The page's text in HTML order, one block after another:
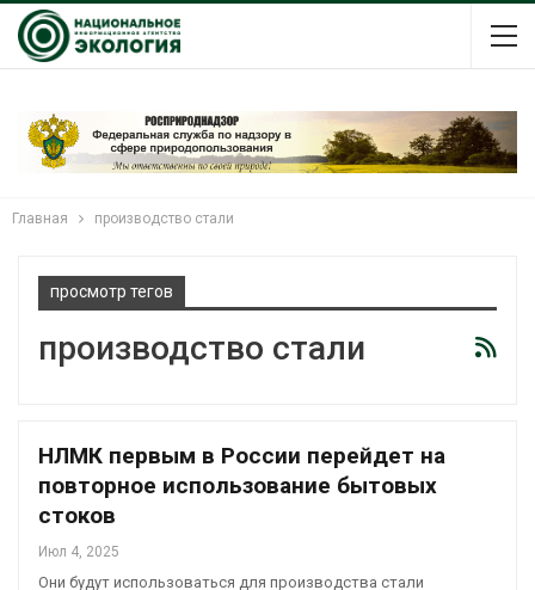
Главная производство стали
просмотр тегов
производство стали
НЛМК первым в России перейдет на
повторное использование бытовых
стоков
Июл 4, 2025
Они будут использоваться для производства стали